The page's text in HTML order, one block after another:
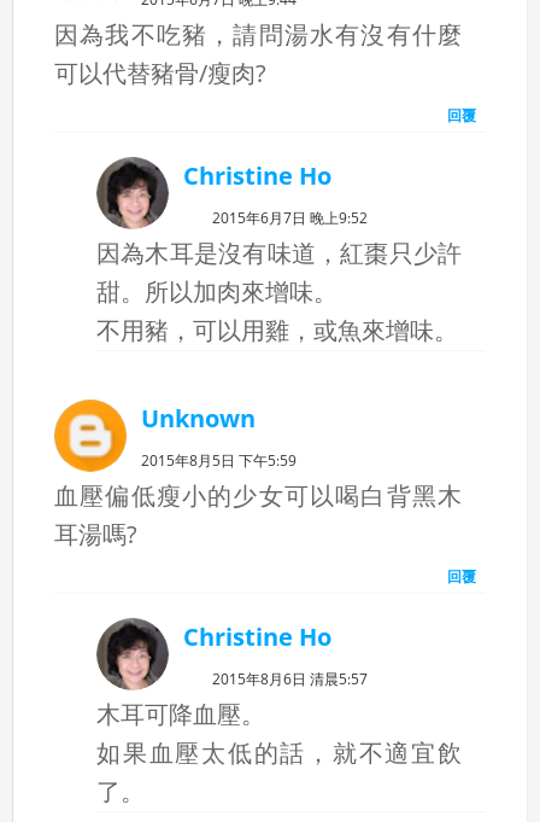
因為我不吃豬，請問湯水有沒有什麼
可以代替豬骨/瘦肉?
回覆
Christine Ho
2015年6月7日 晚上9:52
因為木耳是沒有味道，紅棗只少許
甜。所以加肉來增味。
不用豬，可以用雞，或魚來增味。
Unknown
2015年8月5日 下午5:59
血壓偏低瘦小的少女可以喝白背黑木
耳湯嗎?
回覆
Christine Ho
2015年8月6日 清晨5:57
木耳可降血壓。
如果血壓太低的話，就不適宜飲
了。